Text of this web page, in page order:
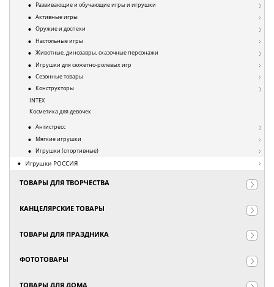
Развивающие и обучающие игры и игрушки
Активные игры
Оружие и доспехи
Настольные игры
Животные, динозавры, сказочные персонажи
Игрушки для сюжетно-ролевых игр
Сезонные товары
Конструкторы
INTEX
Косметика для девочек
Антистресс
Мягкие игрушки
Игрушки (спортивные)
Игрушки РОССИЯ
ТОВАРЫ ДЛЯ ТВОРЧЕСТВА
КАНЦЕЛЯРСКИЕ ТОВАРЫ
ТОВАРЫ ДЛЯ ПРАЗДНИКА
ФОТОТОВАРЫ
ТОВАРЫ ДЛЯ ДОМА